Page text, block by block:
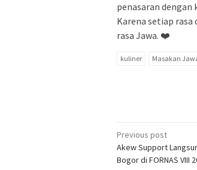
penasaran dengan
Karena setiap
rasa Jawa. ❤️
kuliner Masakan
Post
navigation
Previous post
Akew Support
Bogor di FORNAS VIII